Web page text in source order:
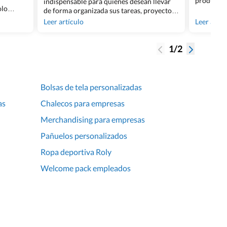
de forma organizada sus tareas, proyectos
y metas, con el fin de poder acceder a ellas
agregar frases motivadoras para agendas o
también en nuestas libretas para regalar, ya
Leer artículo
mayoría
Leer
1/2
Bolsas de tela personalizadas
Chalecos para empresas
Merchandising para empresas
Pañuelos personalizados
Ropa deportiva Roly
Welcome pack empleados